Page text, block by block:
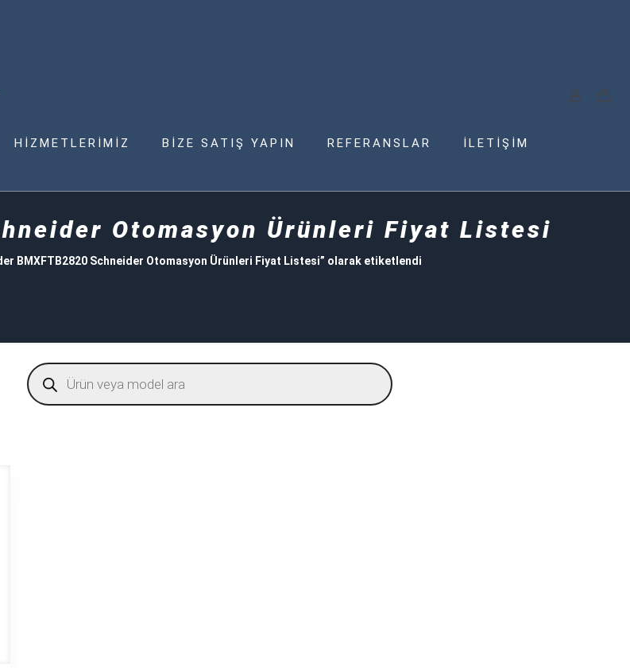
HİZMETLERİMİZ BİZE SATIŞ YAPIN REFERANSLAR İLETİŞİM
Otomasyon Ürünleri Fiyat Listesi
BMXFTB2820 Schneider Otomasyon Ürünleri Fiyat Listesi” olarak etiketlendi
Products
search